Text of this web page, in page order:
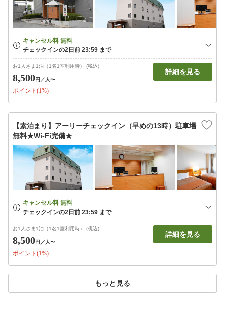
お1人さま1泊（1名1室利用時） (税込)
8,500円 ／人〜
ポイント(1%)
詳細を見る
【素泊まり】アーリーチェックイン（早めの13時）駐車場
無料★Wi-Fi完備★
お1人さま1泊（1名1室利用時） (税込)
8,500円 ／人〜
ポイント(1%)
詳細を見る
もっと見る